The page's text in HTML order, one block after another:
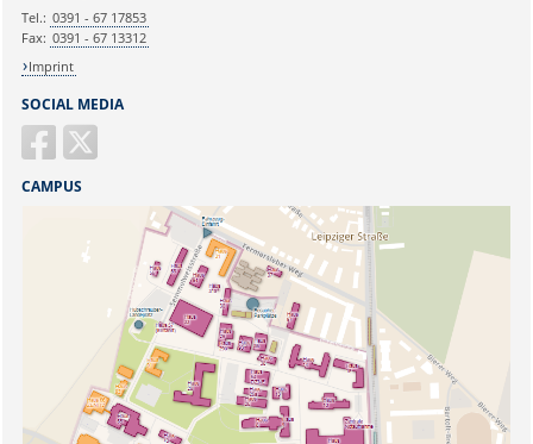
SOCIAL MEDIA
Tel.: 0391 - 67 17853
Fax: 0391 - 67 13312
Imprint
CAMPUS